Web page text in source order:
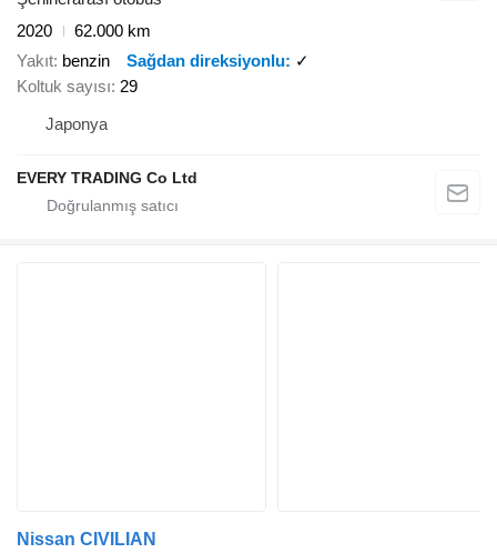
2020
62.000 km
Yakıt benzin Sağdan direksiyonlu
✓
Koltuk sayısı 29
Japonya
EVERY TRADING Co Ltd
Nissan CIVILIAN